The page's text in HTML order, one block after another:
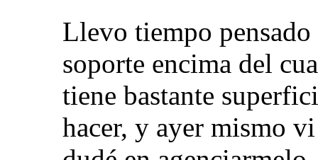
Llevo tiempo
soporte encima del
tiene bastante
hacer, y ayer mismo